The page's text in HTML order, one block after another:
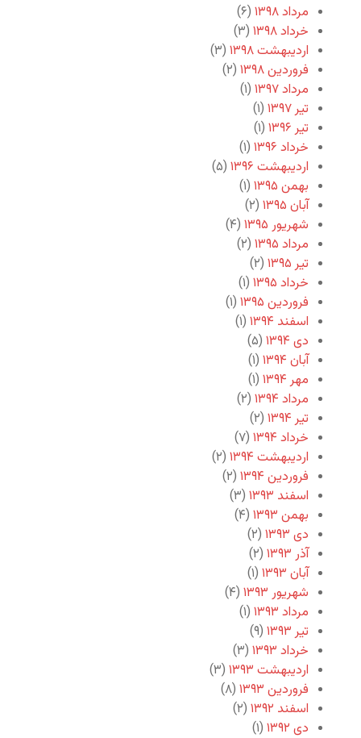
مرداد ۱۳۹۸
(۶)
خرداد ۱۳۹۸
(۳)
اردیبهشت ۱۳۹۸
(۳)
فروردین ۱۳۹۸
(۲)
مرداد ۱۳۹۷
(۱)
تیر ۱۳۹۷
(۱)
تیر ۱۳۹۶
(۱)
خرداد ۱۳۹۶
(۱)
اردیبهشت ۱۳۹۶
(۵)
بهمن ۱۳۹۵
(۱)
آبان ۱۳۹۵
(۲)
شهریور ۱۳۹۵
(۴)
مرداد ۱۳۹۵
(۲)
تیر ۱۳۹۵
(۲)
خرداد ۱۳۹۵
(۱)
فروردین ۱۳۹۵
(۱)
اسفند ۱۳۹۴
(۱)
دی ۱۳۹۴
(۵)
آبان ۱۳۹۴
(۱)
مهر ۱۳۹۴
(۱)
مرداد ۱۳۹۴
(۲)
تیر ۱۳۹۴
(۲)
خرداد ۱۳۹۴
(۷)
اردیبهشت ۱۳۹۴
(۲)
فروردین ۱۳۹۴
(۲)
اسفند ۱۳۹۳
(۳)
بهمن ۱۳۹۳
(۴)
دی ۱۳۹۳
(۲)
آذر ۱۳۹۳
(۲)
آبان ۱۳۹۳
(۱)
شهریور ۱۳۹۳
(۴)
مرداد ۱۳۹۳
(۱)
تیر ۱۳۹۳
(۹)
خرداد ۱۳۹۳
(۳)
اردیبهشت ۱۳۹۳
(۳)
فروردین ۱۳۹۳
(۸)
اسفند ۱۳۹۲
(۲)
دی ۱۳۹۲
(۱)